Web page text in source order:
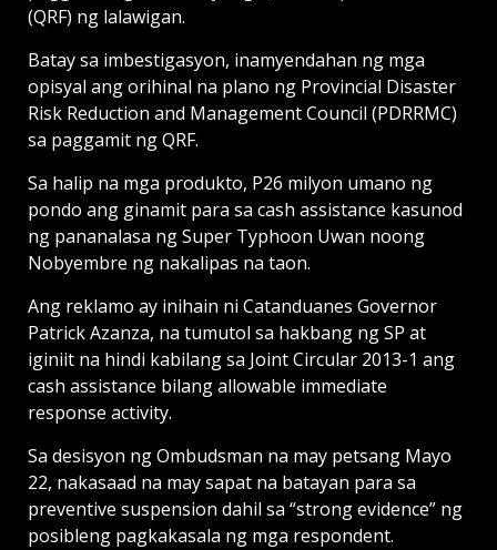
(QRF) ng lalawigan.
Batay sa imbestigasyon, inamyendahan ng mga
opisyal ang orihinal na plano ng Provincial Disaster
Risk Reduction and Management Council (PDRRMC)
sa paggamit ng QRF.
Sa halip na mga produkto, P26 milyon umano ng
pondo ang ginamit para sa cash assistance kasunod
ng pananalasa ng Super Typhoon Uwan noong
Nobyembre ng nakalipas na taon.
Ang reklamo ay inihain ni Catanduanes Governor
Patrick Azanza, na tumutol sa hakbang ng SP at
iginiit na hindi kabilang sa Joint Circular 2013-1 ang
cash assistance bilang allowable immediate
response activity.
Sa desisyon ng Ombudsman na may petsang Mayo
22, nakasaad na may sapat na batayan para sa
preventive suspension dahil sa “strong evidence” ng
posibleng pagkakasala ng mga respondent.